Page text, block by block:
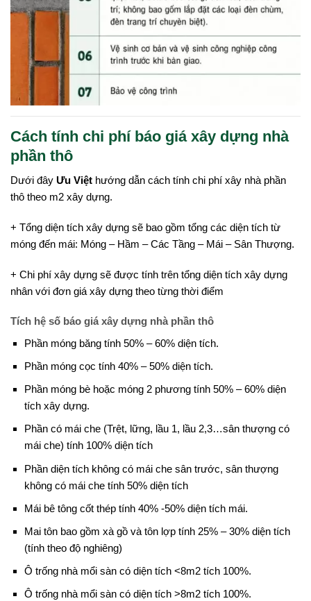
Cách tính chi phí báo giá xây dựng nhà
phần thô
Dưới đây Ưu Việt hướng dẫn cách tính chi phí xây nhà phần
thô theo m2 xây dựng.
+ Tổng diện tích xây dựng sẽ bao gồm tổng các diện tích từ
móng đến mái: Móng – Hầm – Các Tầng – Mái – Sân Thượng.
+ Chi phí xây dựng sẽ được tính trên tổng diện tích xây dựng
nhân với đơn giá xây dựng theo từng thời điểm
Tích hệ số báo giá xây dựng nhà phần thô
Phần móng băng tính 50% – 60% diện tích.
Phần móng cọc tính 40% – 50% diện tích.
Phần móng bè hoặc móng 2 phương tính 50% – 60% diện
tích xây dựng.
Phần có mái che (Trệt, lững, lầu 1, lầu 2,3…sân thượng có
mái che) tính 100% diện tích
Phần diện tích không có mái che sân trước, sân thượng
không có mái che tính 50% diện tích
Mái bê tông cốt thép tính 40% -50% diện tích mái.
Mai tôn bao gồm xà gồ và tôn lợp tính 25% – 30% diện tích
(tính theo độ nghiêng)
Ô trống nhà mổi sàn có diện tích <8m2 tích 100%.
Ô trống nhà mổi sàn có diện tích >8m2 tích 100%.